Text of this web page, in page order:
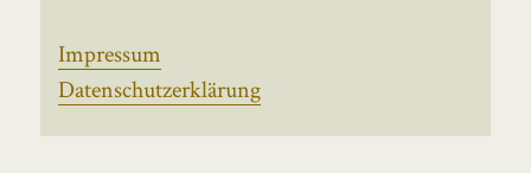
Impressum
Datenschutzerklärung